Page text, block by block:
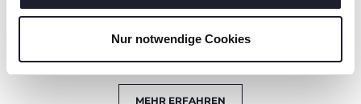
Nur notwendige Cookies
Connectors entriegelt,
sodass der Kindersitz
schnell installiert oder
wieder entfernt
werden kann.
MEHR ERFAHREN